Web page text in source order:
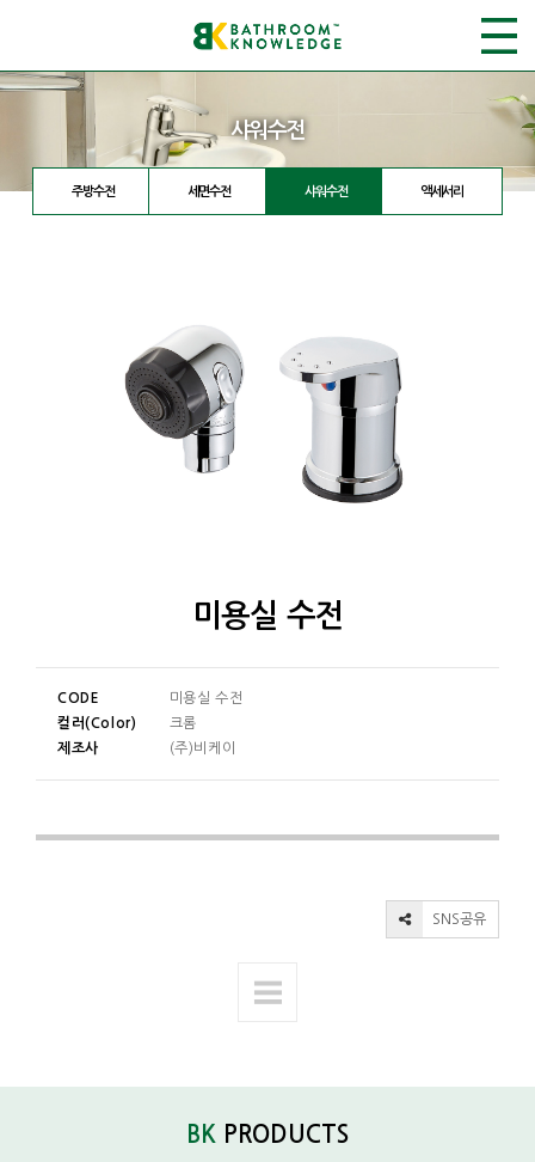
샤워수전
주방수전 세면수전 샤워수전 액세서리
미용실 수전
CODE
미용실 수전
컬러(Color)
크롬
제조사
(주)비케이
SNS공유
BK PRODUCTS